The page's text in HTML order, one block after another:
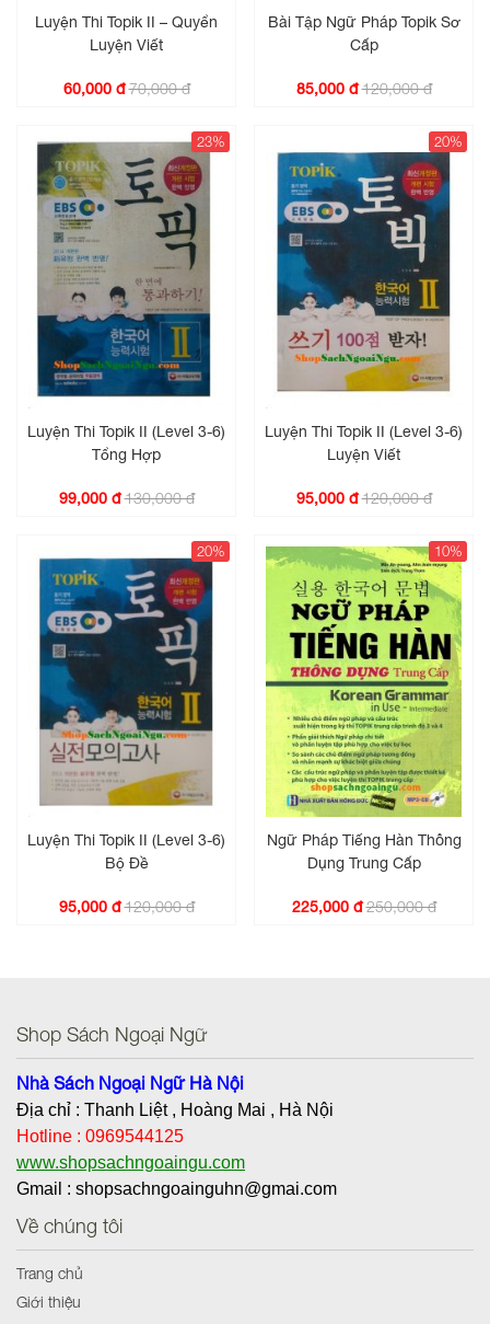
Luyện Thi Topik II – Quyển
Luyện Viết
60,000 đ 70,000 đ
Bài Tập Ngữ Pháp Topik Sơ
Cấp
85,000 đ 120,000 đ
Luyện Thi Topik II (Level 3-6)
Tổng Hợp
99,000 đ 130,000 đ
23%
Luyện Thi Topik II (Level 3-6)
Luyện Viết
95,000 đ 120,000 đ
20%
Luyện Thi Topik II (Level 3-6)
Bộ Đề
95,000 đ 120,000 đ
20%
Ngữ Pháp Tiếng Hàn Thông
Dụng Trung Cấp
225,000 đ 250,000 đ
10%
Shop Sách Ngoại Ngữ
Nhà Sách Ngoại Ngữ Hà Nội
Địa chỉ : Thanh Liệt , Hoàng Mai , Hà Nội
Hotline : 0969544125
www.shopsachngoaingu.com
Gmail : shopsachngoainguhn@gmai.com
Về chúng tôi
Trang chủ
Giới thiệu